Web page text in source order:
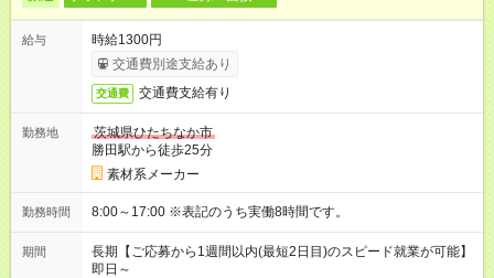
給与
時給1300円
交通費別途支給あり
交通費 交通費支給有り
勤務地
茨城県ひたちなか市
勝田駅から徒歩25分
素材系メーカー
勤務時間 8:00～17:00 ※表記のうち実働8時間です。
期間
長期【ご応募から1週間以内(最短2日目)のスピード就業が可能】
即日～